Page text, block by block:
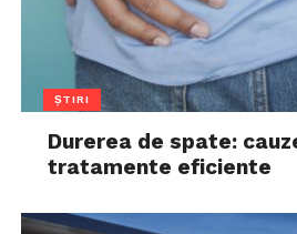
ȘTIRI
Durerea de spate:
tratamente eficiente